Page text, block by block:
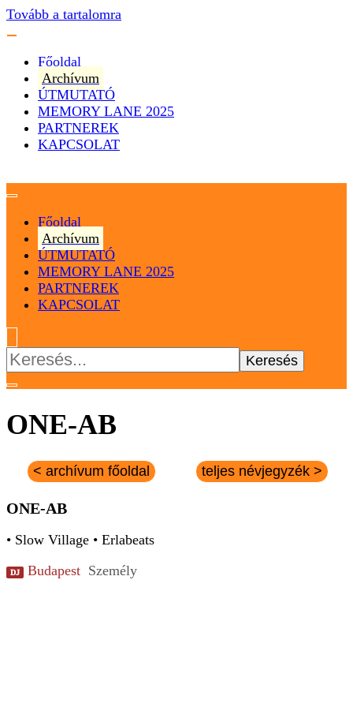
Tovább a tartalomra
Főoldal
Archívum
ÚTMUTATÓ
MEMORY LANE 2025
PARTNEREK
KAPCSOLAT
Magyar Hip Hop Archívum
Magyarország
Főoldal
Archívum
ÚTMUTATÓ
MEMORY LANE 2025
PARTNEREK
KAPCSOLAT
Keresés:
ONE-AB
< archívum főoldal teljes névjegyzék >
ONE-AB
• Slow Village • Erlabeats
DJ Budapest Személy